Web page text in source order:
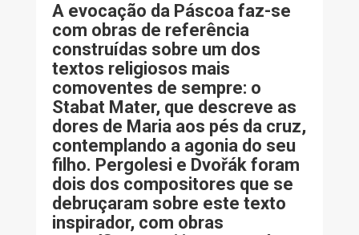
A evocação da Páscoa faz-se
com obras de referência
construídas sobre um dos
textos religiosos mais
comoventes de sempre: o
Stabat Mater, que descreve as
dores de Maria aos pés da cruz,
contemplando a agonia do seu
filho. Pergolesi e Dvořák foram
dois dos compositores que se
debruçaram sobre este texto
inspirador, com obras